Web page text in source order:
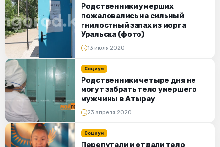
Родственники умерших
пожаловались на сильный
гнилостный запах из морга
Уральска (фото)
13 июля 2020
Социум
Родственники четыре дня не
могут забрать тело умершего
мужчины в Атырау
23 апреля 2020
Социум
Перепутали и отдали тело